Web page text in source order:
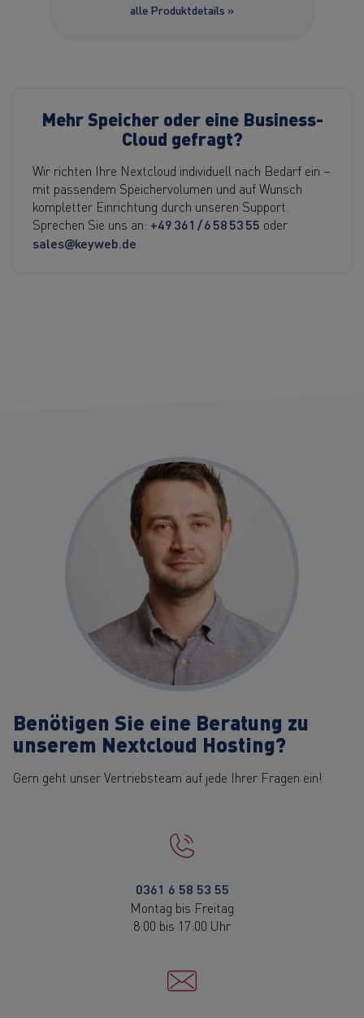
alle Produktdetails »
Mehr Speicher oder eine Business-
Cloud gefragt?
Wir richten Ihre Nextcloud individuell nach Bedarf ein –
mit passendem Speichervolumen und auf Wunsch
kompletter Einrichtung durch unseren Support.
Sprechen Sie uns an: +49 361 / 6 58 53 55 oder
sales@keyweb.de
Benötigen Sie eine Beratung zu
unserem Nextcloud Hosting?
Gern geht unser Vertriebsteam auf jede Ihrer Fragen ein!
0361 6 58 53 55
Montag bis Freitag
8:00 bis 17:00 Uhr